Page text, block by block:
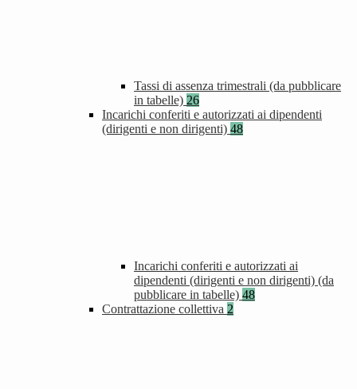
Tassi di assenza trimestrali (da pubblicare
in tabelle) 26
Incarichi conferiti e autorizzati ai dipendenti
(dirigenti e non dirigenti) 48
Incarichi conferiti e autorizzati ai
dipendenti (dirigenti e non dirigenti) (da
pubblicare in tabelle) 48
Contrattazione collettiva 2